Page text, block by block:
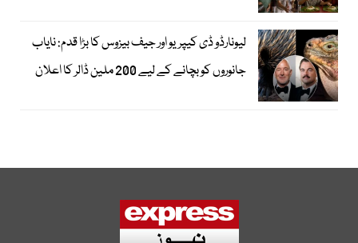
لیونارڈو ڈی کیپریو اور جیف بیزوس کا بڑا قدم: نایاب
جانوروں کو بچانے کے لیے 200 ملین ڈالر کا اعلان